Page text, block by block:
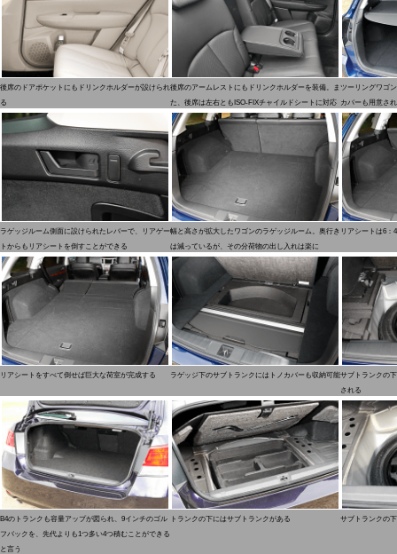
後席のドアポケットにもドリンクホルダーが設けられ
る
後席のアームレストにもドリンクホルダーを装備。ま
た、後席は左右ともISO-FIXチャイルドシートに対応
ツーリングワゴ
カバーも用意さ
ラゲッジルーム側面に設けられたレバーで、リアゲー
トからもリアシートを倒すことができる
幅と高さが拡大したワゴンのラゲッジルーム。奥行き
は減っているが、その分荷物の出し入れは楽に
リアシートは6：
リアシートをすべて倒せば巨大な荷室が完成する ラゲッジ下のサブトランクにはトノカバーも収納可能サブトランクの
される
B4のトランクも容量アップが図られ、9インチのゴル
フバックを、先代よりも1つ多い4つ積むことができる
と言う
トランクの下にはサブトランクがある サブトランクの